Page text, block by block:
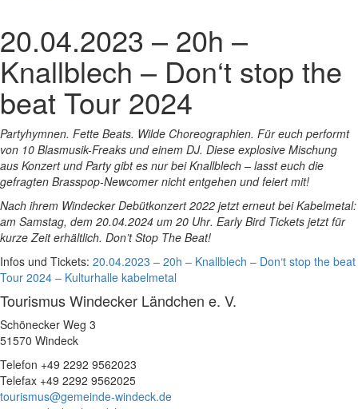
20.04.2023 – 20h –
Knallblech – Don‘t stop the
beat Tour 2024
Partyhymnen. Fette Beats. Wilde Choreographien. Für euch performt
von 10 Blasmusik-Freaks und einem DJ. Diese explosive Mischung
aus Konzert und Party gibt es nur bei Knallblech – lasst euch die
gefragten Brasspop-Newcomer nicht entgehen und feiert mit!
Nach ihrem Windecker Debütkonzert 2022 jetzt erneut bei Kabelmetal:
am Samstag, dem 20.04.2024 um 20 Uhr. Early Bird Tickets jetzt für
kurze Zeit erhältlich. Don’t Stop The Beat!
Infos und Tickets: 20.04.2023 – 20h – Knallblech – Don‘t stop the beat
Tour 2024 – Kulturhalle kabelmetal
Tourismus Windecker Ländchen e. V.
Schönecker Weg 3
51570 Windeck
Telefon +49 2292 9562023
Telefax +49 2292 9562025
tourismus@gemeinde-windeck.de